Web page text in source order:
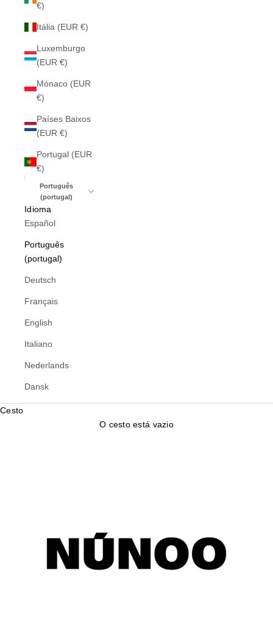
€)
Itália (EUR €)
Luxemburgo
(EUR €)
Mónaco (EUR
€)
Países Baixos
(EUR €)
Portugal (EUR
€)
Português
(portugal)
Idioma
Español
Português
(portugal)
Deutsch
Français
English
Italiano
Nederlands
Dansk
Cesto
O cesto está vazio